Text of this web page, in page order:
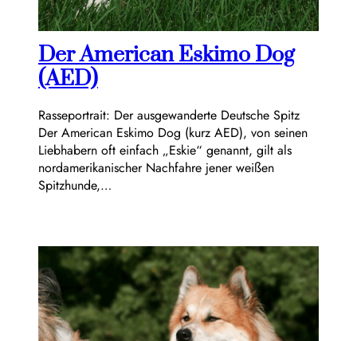
Der American Eskimo Dog
(AED)
Rasseportrait: Der ausgewanderte Deutsche Spitz
Der American Eskimo Dog (kurz AED), von seinen
Liebhabern oft einfach „Eskie“ genannt, gilt als
nordamerikanischer Nachfahre jener weißen
Spitzhunde,…